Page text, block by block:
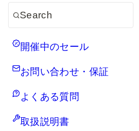
Search
開催中のセール
お問い合わせ・保証
よくある質問
取扱説明書